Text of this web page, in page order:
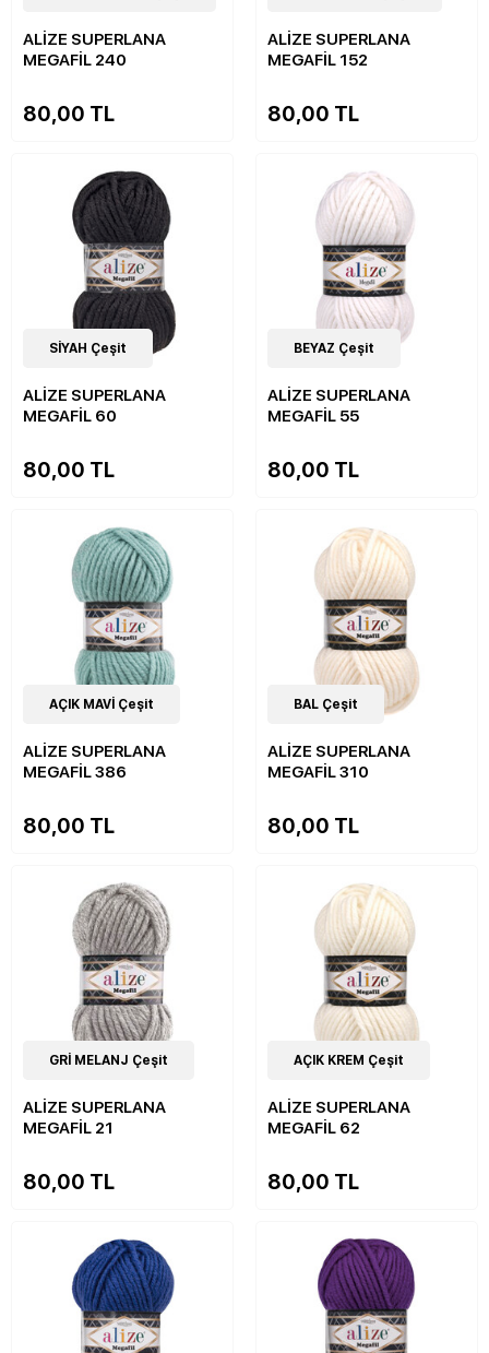
ALİZE SUPERLANA
MEGAFİL 240
80,00 TL
ALİZE SUPERLANA
MEGAFİL 152
80,00 TL
16Çeşit
SİYAH Çeşit
ALİZE SUPERLANA
MEGAFİL 60
80,00 TL
16Çeşit
BEYAZ Çeşit
ALİZE SUPERLANA
MEGAFİL 55
80,00 TL
16Çeşit
AÇIK MAVİ Çeşit
ALİZE SUPERLANA
MEGAFİL 386
80,00 TL
16Çeşit
BAL Çeşit
ALİZE SUPERLANA
MEGAFİL 310
80,00 TL
16Çeşit
GRİ MELANJ Çeşit
ALİZE SUPERLANA
MEGAFİL 21
80,00 TL
16Çeşit
AÇIK KREM Çeşit
ALİZE SUPERLANA
MEGAFİL 62
80,00 TL